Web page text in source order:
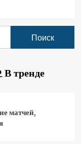
В тренде
матчей,